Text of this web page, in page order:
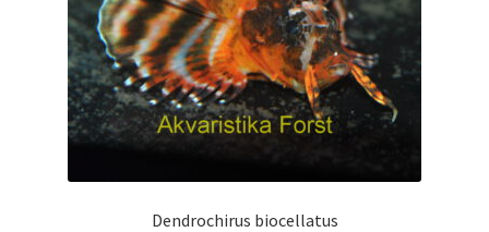
Dendrochirus biocellatus